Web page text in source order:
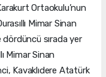
Ortaokulu’nun
Mimar Sinan
sırada yer
Mimar Sinan
Kavaklıdere Atatürk